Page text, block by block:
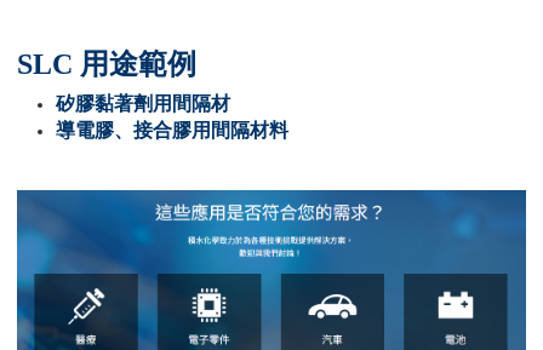
SLC 用途範例
矽膠黏著劑用間隔材
導電膠、接合膠用間隔材料